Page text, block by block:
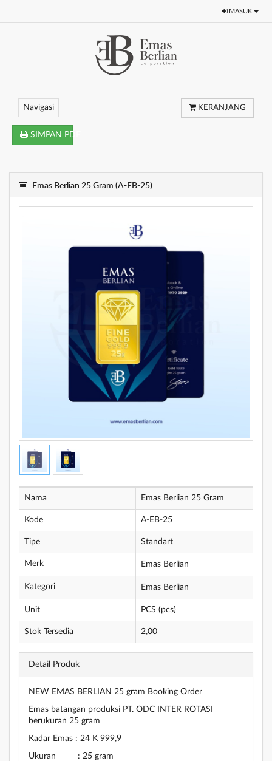
MASUK
Navigasi KERANJANG
SIMPAN PDF
Emas Berlian 25 Gram (A-EB-25)
Nama Emas Berlian 25 Gram
Kode A-EB-25
Tipe Standart
Merk Emas Berlian
Kategori Emas Berlian
Unit PCS (pcs)
Stok Tersedia 2,00
Detail Produk
NEW EMAS BERLIAN 25 gram Booking Order
Emas batangan produksi PT. ODC INTER ROTASI
berukuran 25 gram
Kadar Emas : 24 K 999,9
Ukuran : 25 gram